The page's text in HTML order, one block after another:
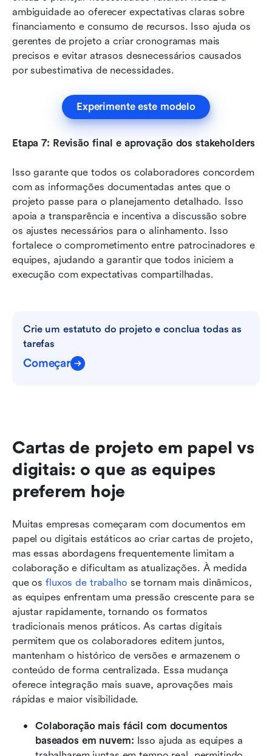
ambiguidade ao oferecer expectativas claras sobre
financiamento e consumo de recursos. Isso ajuda os
gerentes de projeto a criar cronogramas mais
precisos e evitar atrasos desnecessários causados
por subestimativa de necessidades.
Experimente este modelo
Etapa 7: Revisão final e aprovação dos stakeholders
Isso garante que todos os colaboradores concordem
com as informações documentadas antes que o
projeto passe para o planejamento detalhado. Isso
apoia a transparência e incentiva a discussão sobre
os ajustes necessários para o alinhamento. Isso
fortalece o comprometimento entre patrocinadores e
equipes, ajudando a garantir que todos iniciem a
execução com expectativas compartilhadas.
Crie um estatuto do projeto e conclua todas as
tarefas
Começar
Cartas de projeto em papel vs
digitais: o que as equipes
preferem hoje
Muitas empresas começaram com documentos em
papel ou digitais estáticos ao criar cartas de projeto,
mas essas abordagens frequentemente limitam a
colaboração e dificultam as atualizações. À medida
que os fluxos de trabalho se tornam mais dinâmicos,
as equipes enfrentam uma pressão crescente para se
ajustar rapidamente, tornando os formatos
tradicionais menos práticos. As cartas digitais
permitem que os colaboradores editem juntos,
mantenham o histórico de versões e armazenem o
conteúdo de forma centralizada. Essa mudança
oferece integração mais suave, aprovações mais
rápidas e maior visibilidade.
Colaboração mais fácil com documentos
baseados em nuvem: Isso ajuda as equipes a